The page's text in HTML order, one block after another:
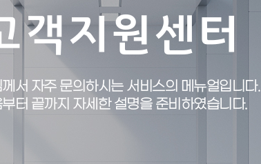
객지원센터
서 자주 문의하시는 서비스의 메뉴얼입니다.
터 끝까지 자세한 설명을 준비하였습니다.